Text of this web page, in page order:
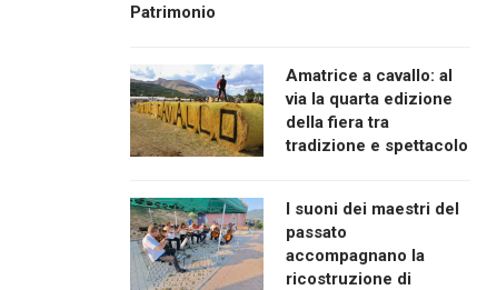
Patrimonio
Amatrice a cavallo: al
via la quarta edizione
della fiera tra
tradizione e spettacolo
I suoni dei maestri del
passato
accompagnano la
ricostruzione di